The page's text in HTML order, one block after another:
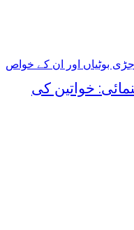
جڑی بوٹیاں اور ان کے خواص
خواتین کی